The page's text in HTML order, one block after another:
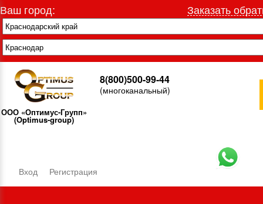
Ваш город: Заказать
ООО «Оптимус-Групп»
(Optimus-group)
8(800)500-99-44
(многоканальный)
Вход Регистрация